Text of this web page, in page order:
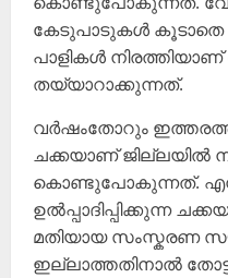
കേടുപാടുകൾ
പാളികൾ
തയ്യാറാക്കുന്നത്.
വർഷംതോറും
ചക്കയാണ് ജില്ലയിൽ
കൊണ്ടുപോകുന്നത്.
ഉൽപ്പാദിപ്പിക്കുന്ന
മതിയായ സംസ്കരണ
ഇല്ലാത്തതിനാൽ